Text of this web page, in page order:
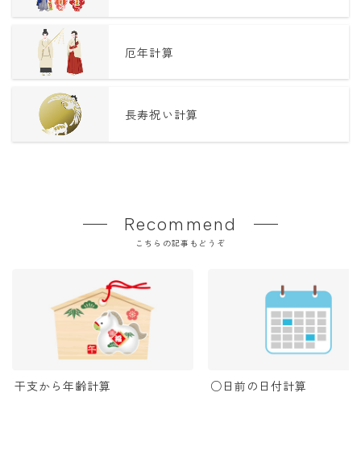
厄年計算
長寿祝い計算
Recommend
こちらの記事もどうぞ
干支から年齢計算 ○日前の日付計算